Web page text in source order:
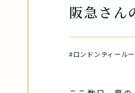
阪急さん
#ロンドンティール